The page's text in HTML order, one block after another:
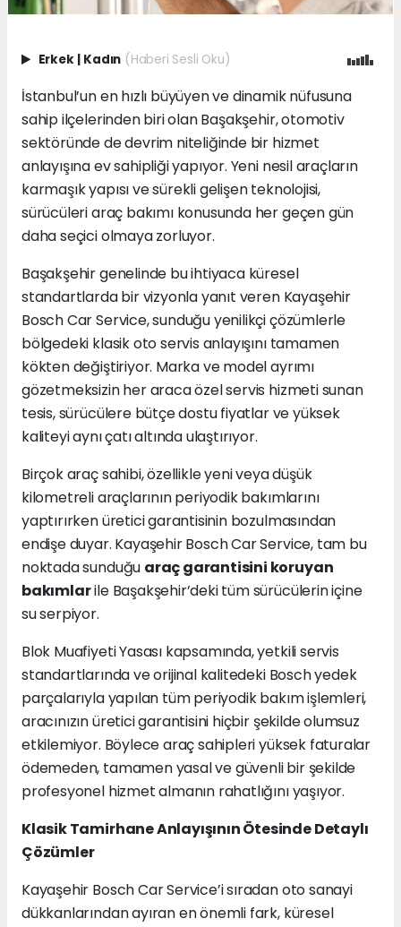
Erkek | Kadın (Haberi Sesli Oku)
İstanbul’un en hızlı büyüyen ve dinamik nüfusuna
sahip ilçelerinden biri olan Başakşehir, otomotiv
sektöründe de devrim niteliğinde bir hizmet
anlayışına ev sahipliği yapıyor. Yeni nesil araçların
karmaşık yapısı ve sürekli gelişen teknolojisi,
sürücüleri araç bakımı konusunda her geçen gün
daha seçici olmaya zorluyor.
Başakşehir genelinde bu ihtiyaca küresel
standartlarda bir vizyonla yanıt veren Kayaşehir
Bosch Car Service, sunduğu yenilikçi çözümlerle
bölgedeki klasik oto servis anlayışını tamamen
kökten değiştiriyor. Marka ve model ayrımı
gözetmeksizin her araca özel servis hizmeti sunan
tesis, sürücülere bütçe dostu fiyatlar ve yüksek
kaliteyi aynı çatı altında ulaştırıyor.
Birçok araç sahibi, özellikle yeni veya düşük
kilometreli araçlarının periyodik bakımlarını
yaptırırken üretici garantisinin bozulmasından
endişe duyar. Kayaşehir Bosch Car Service, tam bu
noktada sunduğu araç garantisini koruyan
bakımlarile Başakşehir’deki tüm sürücülerin içine
su serpiyor.
Blok Muafiyeti Yasası kapsamında, yetkili servis
standartlarında ve orijinal kalitedeki Bosch yedek
parçalarıyla yapılan tüm periyodik bakım işlemleri,
aracınızın üretici garantisini hiçbir şekilde olumsuz
etkilemiyor. Böylece araç sahipleri yüksek faturalar
ödemeden, tamamen yasal ve güvenli bir şekilde
profesyonel hizmet almanın rahatlığını yaşıyor.
Klasik Tamirhane Anlayışının Ötesinde Detaylı
Çözümler
Kayaşehir Bosch Car Service’i sıradan oto sanayi
dükkanlarından ayıran en önemli fark, küresel